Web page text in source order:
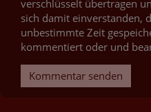
verschlüsselt übertragen
sich damit einverstanden,
unbestimmte Zeit
kommentiert oder und
Kommentar senden